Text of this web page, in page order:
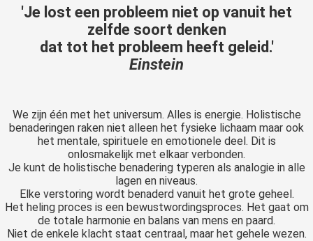
'Je lost een probleem niet op vanuit het
zelfde soort denken
dat tot het probleem heeft geleid.'
Einstein
We zijn één met het universum. Alles is energie. Holistische
benaderingen raken niet alleen het fysieke lichaam maar ook
het mentale, spirituele en emotionele deel. Dit is
onlosmakelijk met elkaar verbonden.
Je kunt de holistische benadering typeren als analogie in alle
lagen en niveaus.
Elke verstoring wordt benaderd vanuit het grote geheel.
Het heling proces is een bewustwordingsproces. Het gaat om
de totale harmonie en balans van mens en paard.
Niet de enkele klacht staat centraal, maar het gehele wezen.
de
Hierdoor
website-
van